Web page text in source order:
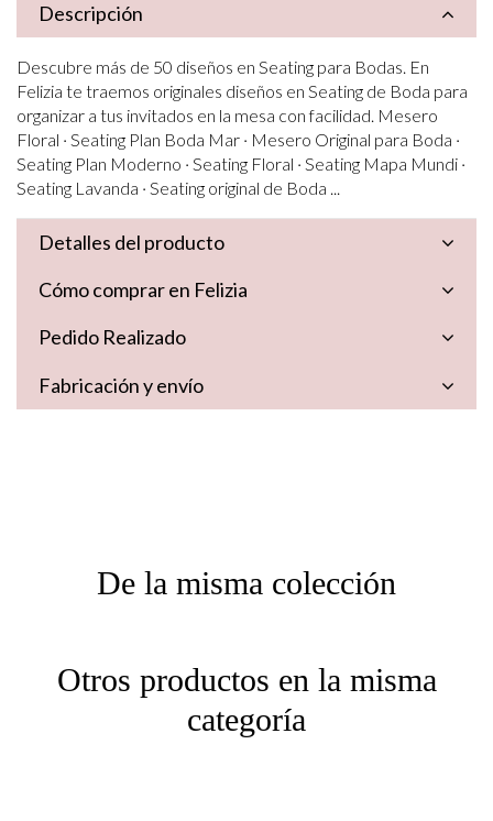
Descripción
Descubre más de 50 diseños en Seating para Bodas. En
Felizia te traemos originales diseños en Seating de Boda para
organizar a tus invitados en la mesa con facilidad. Mesero
Floral · Seating Plan Boda Mar · Mesero Original para Boda ·
Seating Plan Moderno · Seating Floral · Seating Mapa Mundi ·
Seating Lavanda · Seating original de Boda ...
Detalles del producto
Cómo comprar en Felizia
Pedido Realizado
Fabricación y envío
De la misma colección
Otros productos en la misma
categoría